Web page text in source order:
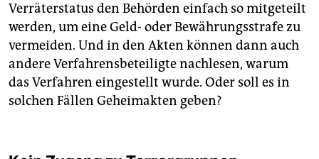
Verräterstatus den Behörden einfach so mitgeteilt
werden, um eine Geld- oder Bewährungsstrafe zu
vermeiden. Und in den Akten können dann auch
andere Verfahrensbeteiligte nachlesen, warum
das Verfahren eingestellt wurde. Oder soll es in
solchen Fällen Geheimakten geben?